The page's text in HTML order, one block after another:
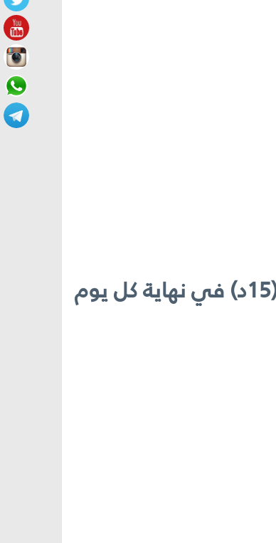
تُنفَّذ هذه الورشة في اليوم الأول من المخيم، كما تُنفَّذ مراسم التفتيش (15د) في نهاية كل يوم